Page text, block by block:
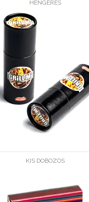
HENGERES
KIS DOBOZOS